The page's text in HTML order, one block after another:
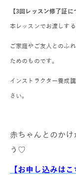
【3回レッスン修了証に
本レッスンでお渡しする
ご家庭やご友人とのふ
ためのものです。
インストラクター養成
さい。
赤ちゃんとのか
う♡
【お申し込みは